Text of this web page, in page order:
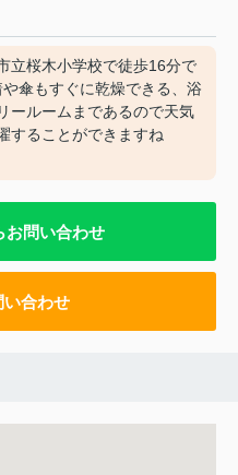
立桜木小学校で徒歩16分で
傘もすぐに乾燥できる、浴
ールームまであるので天気
することができますね
お問い合わせ
い合わせ